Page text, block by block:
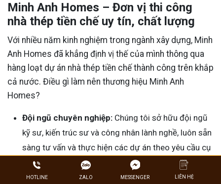
Minh Anh Homes – Đơn vị thi công
nhà thép tiền chế uy tín, chất lượng
Với nhiều năm kinh nghiệm trong ngành xây dựng, Minh
Anh Homes đã khẳng định vị thế của mình thông qua
hàng loạt dự án nhà thép tiền chế thành công trên khắp
cả nước. Điều gì làm nên thương hiệu Minh Anh
Homes?
Đội ngũ chuyên nghiệp: Chúng tôi sở hữu đội ngũ
kỹ sư, kiến trúc sư và công nhân lành nghề, luôn sẵn
sàng tư vấn và thực hiện các dự án theo yêu cầu cụ
thể của khách hàng.
Chất lượng vật liệu hàng đầu:Minh Anh Homes
HOTLINE ZALO MESSENGER LIÊN HỆ